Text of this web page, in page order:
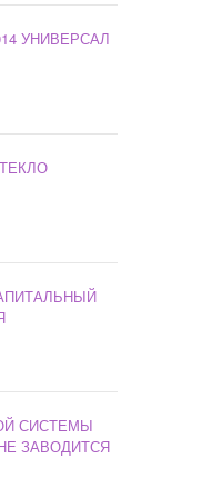
УНИВЕРСАЛ
СИСТЕМЫ
НЕ ЗАВОДИТСЯ